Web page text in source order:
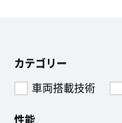
カテゴリー
車両搭載技術
性能